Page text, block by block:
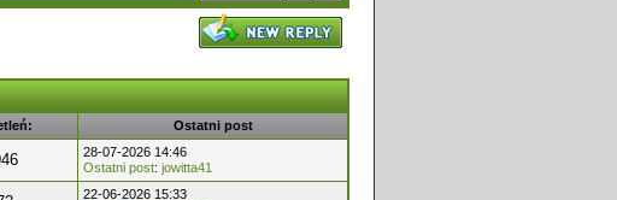
Ostatni post
28-07-2026 14:46
Ostatni post: jowitta41
22-06-2026 15:33